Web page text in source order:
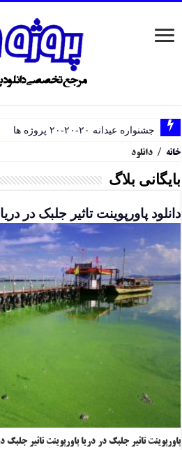
جشنواره عیدانه ۲۰-۲۰-۲۰ پروژه ها
خانه / دانلود
بایگانی بلاگ
دانلود پاورپوینت تاثیر جلبک در دریا